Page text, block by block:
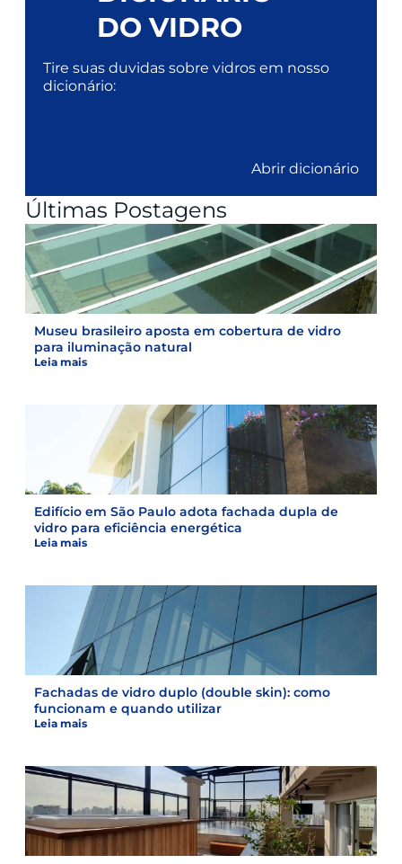
DO VIDRO
Tire suas duvidas sobre vidros em nosso
dicionário:
Abrir dicionário
Últimas Postagens
Museu brasileiro aposta em cobertura de vidro
para iluminação natural
Leia mais
Edifício em São Paulo adota fachada dupla de
vidro para eficiência energética
Leia mais
Fachadas de vidro duplo (double skin): como
funcionam e quando utilizar
Leia mais